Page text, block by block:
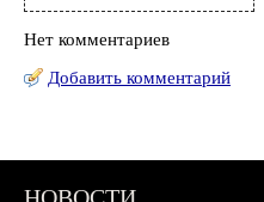
Нет комментариев
Добавить комментарий